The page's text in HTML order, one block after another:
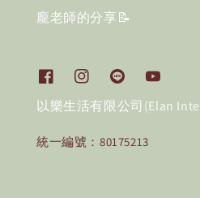
龐老師的分享📝
以樂生活有限公司(Elan
統一編號：80175213